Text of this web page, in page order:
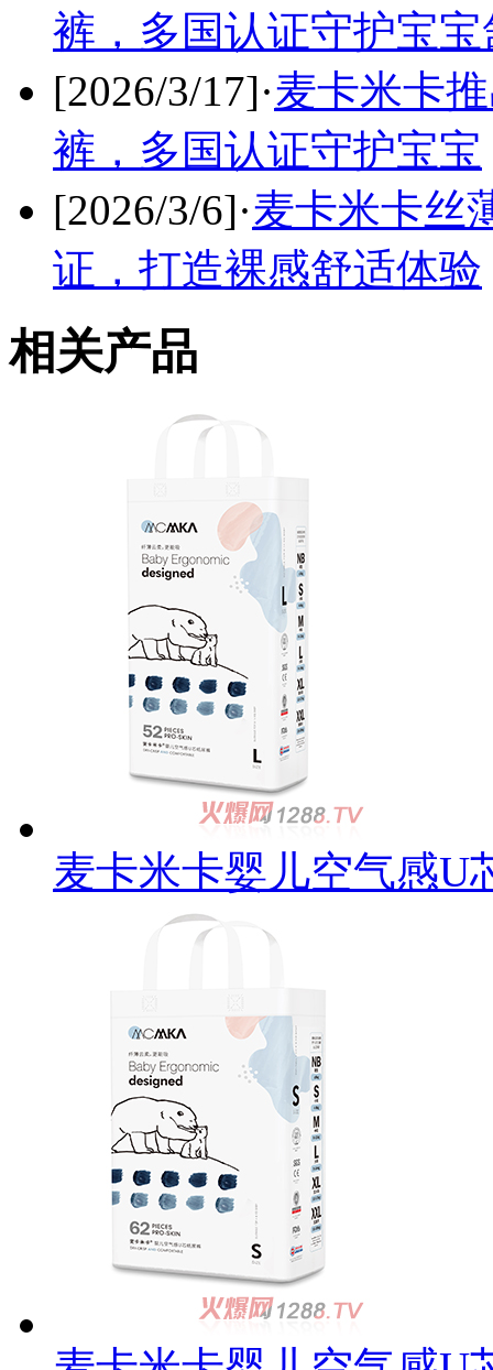
裤，多国认证守护宝宝
[2026/3/17]·麦卡米卡
裤，多国认证守护宝宝
[2026/3/6]·麦卡米卡丝
证，打造裸感舒适体验
相关产品
麦卡米卡婴儿空气感U